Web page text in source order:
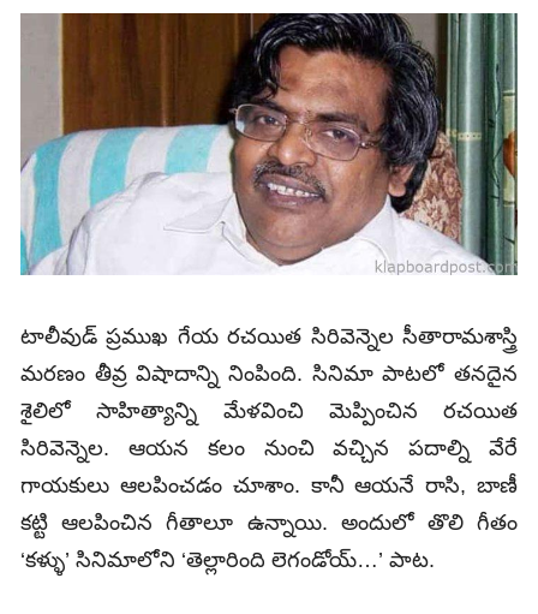
టాలీవుడ్‌ ప్రముఖ గేయ రచయిత సిరివెన్నెల సీతారామశాస్త్రి
మరణం తీవ్ర విషాదాన్ని నింపింది. సినిమా పాటలో తనదైన
శైలిలో సాహిత్యాన్ని మేళవించి మెప్పించిన రచయిత
సిరివెన్నెల. ఆయన కలం నుంచి వచ్చిన పదాల్ని వేరే
గాయకులు ఆలపించడం చూశాం. కానీ ఆయనే రాసి, బాణీ
కట్టి ఆలపించిన గీతాలూ ఉన్నాయి. అందులో తొలి గీతం
‘కళ్ళు’ సినిమాలోని ‘తెల్లారింది లెగండోయ్‌…’ పాట.